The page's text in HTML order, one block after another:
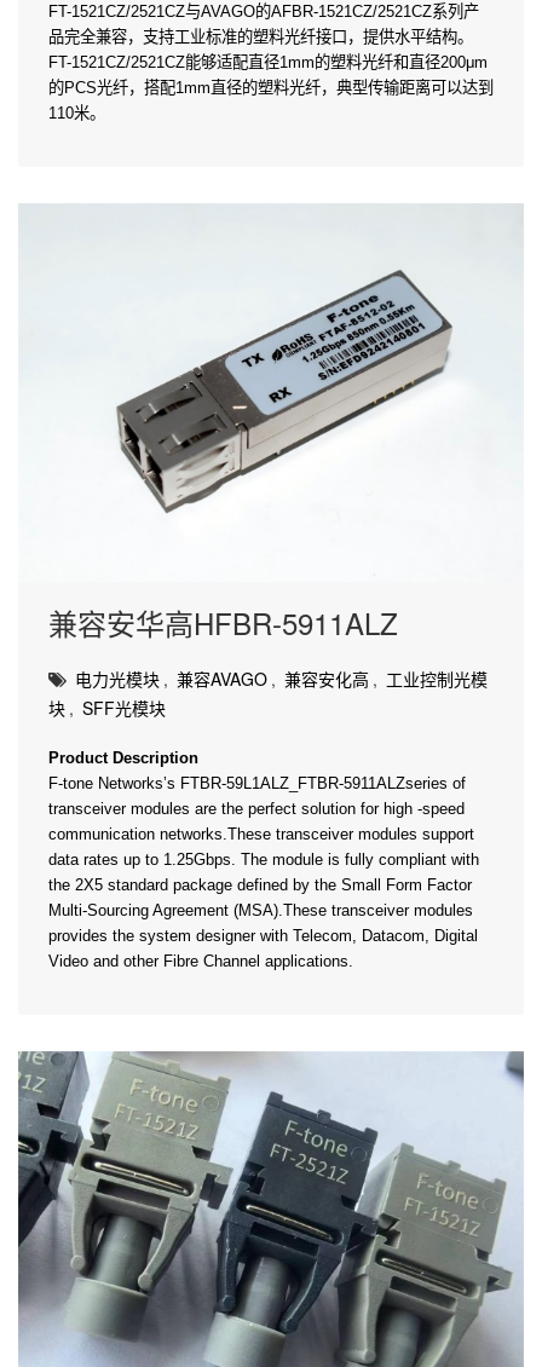
FT-1521CZ/2521CZ与AVAGO的AFBR-1521CZ/2521CZ系列产
品完全兼容，支持工业标准的塑料光纤接口，提供水平结构。
FT-1521CZ/2521CZ能够适配直径1mm的塑料光纤和直径200μm
的PCS光纤，搭配1mm直径的塑料光纤，典型传输距离可以达到
110米。
兼容安华高HFBR-5911ALZ
电力光模块 , 兼容AVAGO , 兼容安化高 , 工业控制光模
块 , SFF光模块
Product Description
F-tone Networks’s FTBR-59L1ALZ_FTBR-5911ALZseries of
transceiver modules are the perfect solution for high -speed
communication networks.These transceiver modules support
data rates up to 1.25Gbps. The module is fully compliant with
the 2X5 standard package defined by the Small Form Factor
Multi-Sourcing Agreement (MSA).These transceiver modules
provides the system designer with Telecom, Datacom, Digital
Video and other Fibre Channel applications.